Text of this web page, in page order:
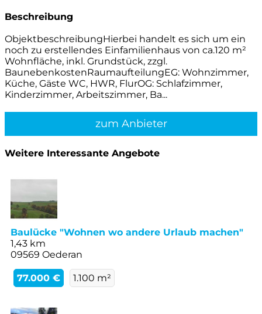
Beschreibung
ObjektbeschreibungHierbei handelt es sich um ein
noch zu erstellendes Einfamilienhaus von ca.120 m²
Wohnfläche, inkl. Grundstück, zzgl.
BaunebenkostenRaumaufteilungEG: Wohnzimmer,
Küche, Gäste WC, HWR, FlurOG: Schlafzimmer,
Kinderzimmer, Arbeitszimmer, Ba...
zum Anbieter
Weitere Interessante Angebote
Baulücke "Wohnen wo andere Urlaub machen"
1,43 km
09569 Oederan
77.000 € 1.100 m²